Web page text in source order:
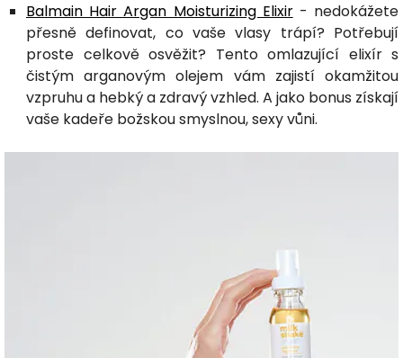
Balmain Hair Argan Moisturizing Elixir- nedokážete
přesně definovat, co vaše vlasy trápí? Potřebují
proste celkově osvěžit? Tento omlazující elixír s
čistým arganovým olejem vám zajistí okamžitou
vzpruhu a hebký a zdravý vzhled. A jako bonus získají
vaše kadeře božskou smyslnou, sexy vůni.